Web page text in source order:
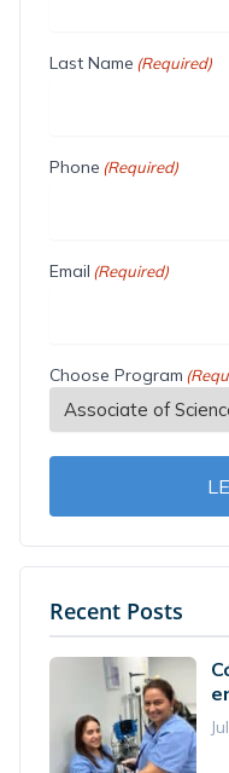
Last Name (Required)
Phone (Required)
Email (Required)
Choose Program
Recent Posts